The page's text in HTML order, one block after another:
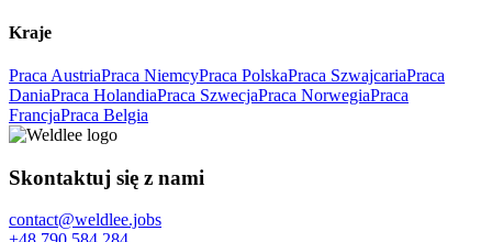
Kraje
Praca AustriaPraca NiemcyPraca PolskaPraca SzwajcariaPraca
DaniaPraca HolandiaPraca SzwecjaPraca NorwegiaPraca
FrancjaPraca Belgia
Skontaktuj się z nami
contact@weldlee.jobs